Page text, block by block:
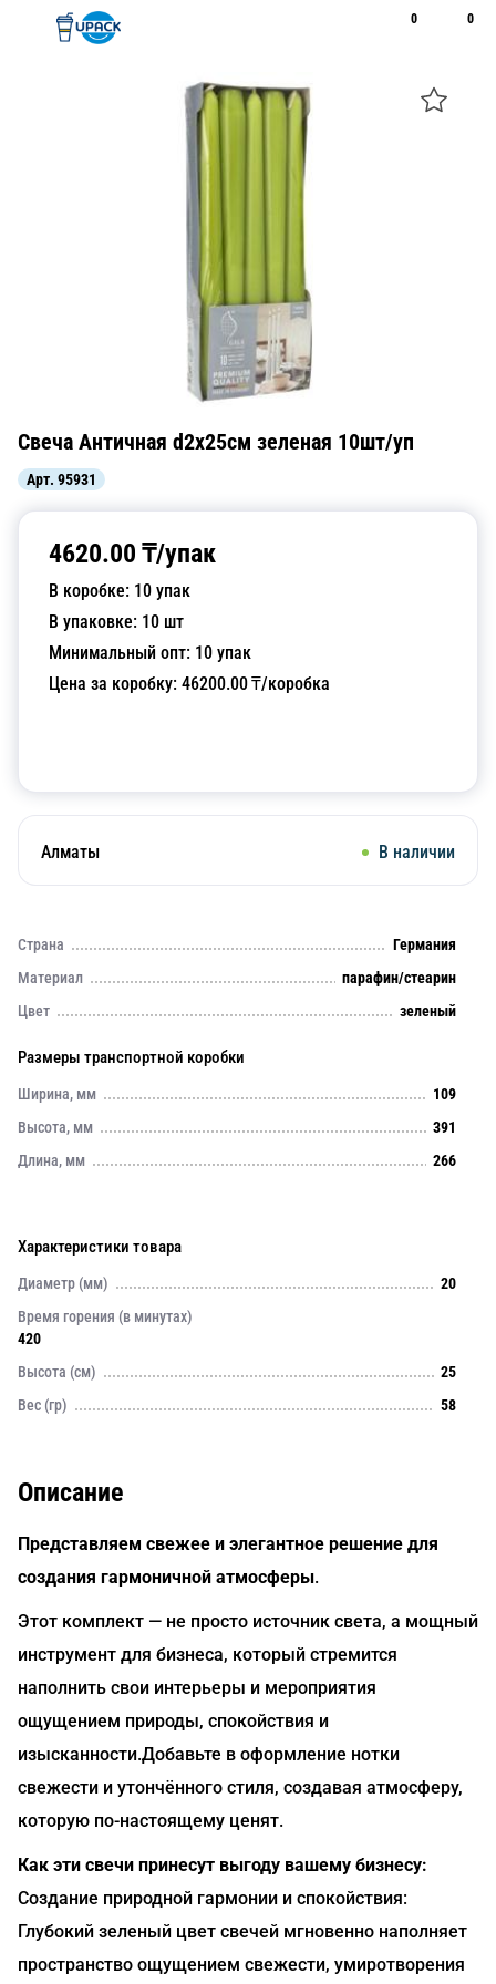
0 0
Свеча Античная d2х25см зеленая 10шт/уп
Арт. 95931
4620.00 ₸/упак
В коробке: 10 упак
В упаковке: 10 шт
Минимальный опт: 10 упак
Цена за коробку: 46200.00₸/коробка
Алматы В наличии
Страна
Германия
Материал
парафин/стеарин
Цвет
зеленый
Размеры транспортной коробки
Ширина, мм
109
Высота, мм
391
Длина, мм
266
Характеристики товара
Диаметр (мм)
20
Время горения (в минутах)
420
Высота (см)
25
Вес (гр)
58
Описание
Представляем свежее и элегантное решение для
создания гармоничной атмосферы.
Этот комплект — не просто источник света, а мощный
инструмент для бизнеса, который стремится
наполнить свои интерьеры и мероприятия
ощущением природы, спокойствия и
изысканности.Добавьте в оформление нотки
свежести и утончённого стиля, создавая атмосферу,
которую по-настоящему ценят.
Как эти свечи принесут выгоду вашему бизнесу:
Создание природной гармонии и спокойствия:
Глубокий зеленый цвет свечей мгновенно наполняет
пространство ощущением свежести, умиротворения